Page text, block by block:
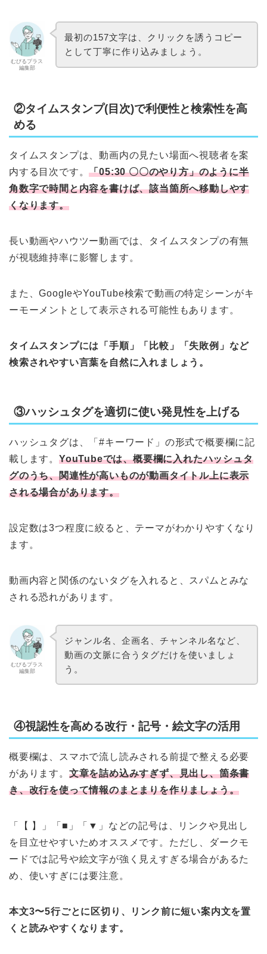
むびるプラス
編集部
最初の157文字は、クリックを誘うコピー
として丁寧に作り込みましょう。
②タイムスタンプ(目次)で利便性と検索性を高
める
タイムスタンプは、動画内の見たい場面へ視聴者を案
内する目次です。「05:30 〇〇のやり方」のように半
角数字で時間と内容を書けば、該当箇所へ移動しやす
くなります。
長い動画やハウツー動画では、タイムスタンプの有無
が視聴維持率に影響します。
また、GoogleやYouTube検索で動画の特定シーンがキ
ーモーメントとして表示される可能性もあります。
タイムスタンプには「手順」「比較」「失敗例」など
検索されやすい言葉を自然に入れましょう。
③ハッシュタグを適切に使い発見性を上げる
ハッシュタグは、「#キーワード」の形式で概要欄に記
載します。 YouTubeでは、概要欄に入れたハッシュタ
グのうち、関連性が高いものが動画タイトル上に表示
される場合があります。
設定数は3つ程度に絞ると、テーマがわかりやすくなり
ます。
動画内容と関係のないタグを入れると、スパムとみな
される恐れがあります。
むびるプラス
編集部
ジャンル名、企画名、チャンネル名など、
動画の文脈に合うタグだけを使いましょ
う。
④視認性を高める改行・記号・絵文字の活用
概要欄は、スマホで流し読みされる前提で整える必要
があります。 文章を詰め込みすぎず、見出し、箇条書
き、改行を使って情報のまとまりを作りましょう。
「【 】」「■」「▼」などの記号は、リンクや見出し
を目立せやすいためオススメです。ただし、ダークモ
ードでは記号や絵文字が強く見えすぎる場合があるた
め、使いすぎには要注意。
本文3〜5行ごとに区切り、リンク前に短い案内文を置
くと読みやすくなります。